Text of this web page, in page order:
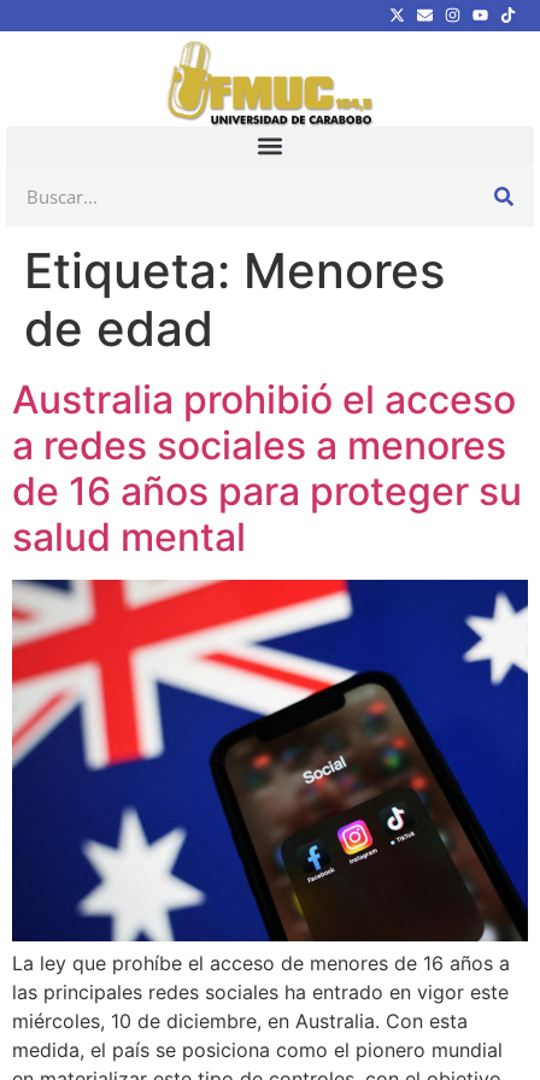
Etiqueta: Menores
de edad
Australia prohibió el acceso
a redes sociales a menores
de 16 años para proteger su
salud mental
La ley que prohíbe el acceso de menores de 16 años a
las principales redes sociales ha entrado en vigor este
miércoles, 10 de diciembre, en Australia. Con esta
medida, el país se posiciona como el pionero mundial